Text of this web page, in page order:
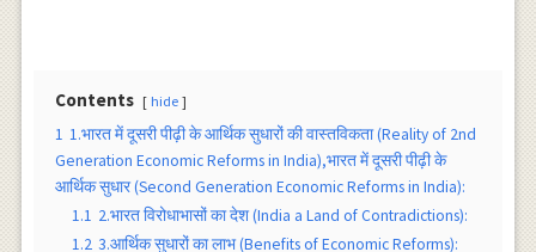
Contents hide
1 1.भारत में दूसरी पीढ़ी के आर्थिक सुधारों की वास्तविकता (Reality of 2nd
Generation Economic Reforms in India),भारत में दूसरी पीढ़ी के
आर्थिक सुधार (Second Generation Economic Reforms in India):
1.1 2.भारत विरोधाभासों का देश (India a Land of Contradictions):
1.2 3.आर्थिक सुधारों का लाभ (Benefits of Economic Reforms):